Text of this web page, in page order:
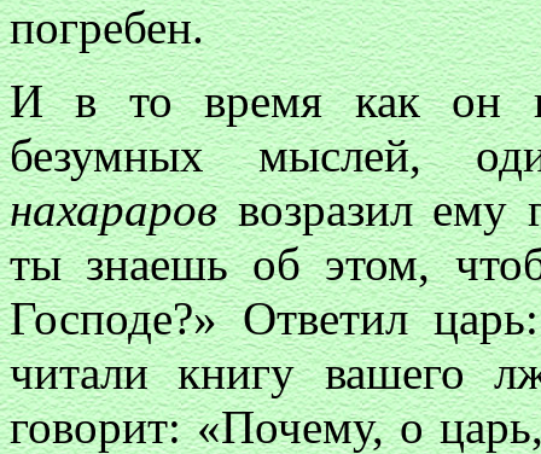
погребен.
И в то время как он
безумных мыслей,
нахарароввозразил ему
ты знаешь об этом,
Господе?» Ответил
читали книгу вашего
говорит: «Почему, о